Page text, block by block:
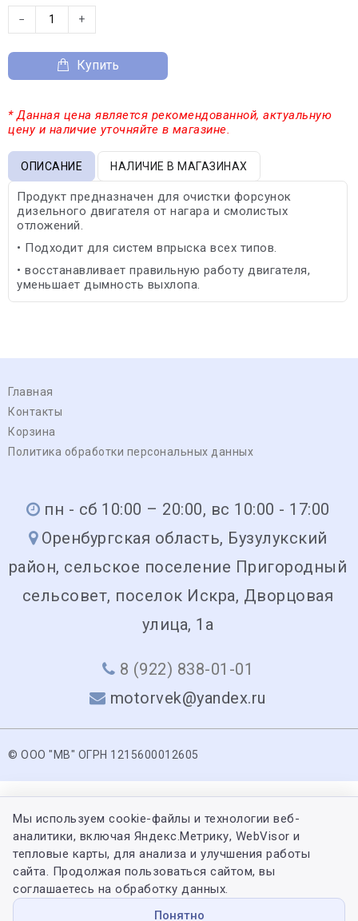
− +
Купить
* Данная цена является рекомендованной, актуальную
цену и наличие уточняйте в магазине.
ОПИСАНИЕ НАЛИЧИЕ В МАГАЗИНАХ
Продукт предназначен для очистки форсунок
дизельного двигателя от нагара и смолистых
отложений.
• Подходит для систем впрыска всех типов.
• восстанавливает правильную работу двигателя,
уменьшает дымность выхлопа.
Главная
Контакты
Корзина
Политика обработки персональных данных
пн - сб 10:00 – 20:00, вс 10:00 - 17:00
Оренбургская область, Бузулукский
район, сельское поселение Пригородный
сельсовет, поселок Искра, Дворцовая
улица, 1а
8 (922) 838-01-01
motorvek@yandex.ru
© ООО "МВ" ОГРН 1215600012605
Мы используем cookie-файлы и технологии веб-
аналитики, включая Яндекс.Метрику, WebVisor и
тепловые карты, для анализа и улучшения работы
сайта. Продолжая пользоваться сайтом, вы
соглашаетесь на обработку данных.
Понятно